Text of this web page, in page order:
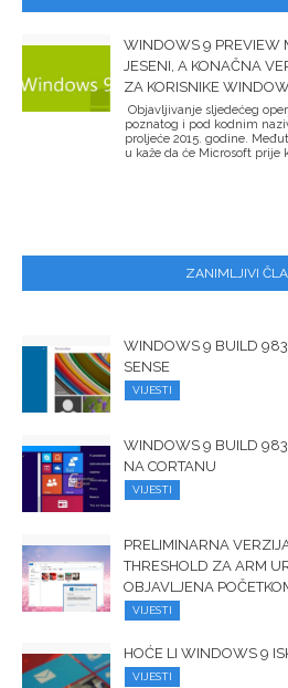
WINDOWS 9 PREVIEW
JESENI, A KONAČNA
ZA KORISNIKE
Objavljivanje sljedećeg
poznatog i pod kodnim
proljeće 2015. godine.
u kaže da će Microsoft prije
ZANIMLJIVI
WINDOWS 9 BUILD
SENSE
VIJESTI
WINDOWS 9 BUILD
NA CORTANU
VIJESTI
PRELIMINARNA
THRESHOLD ZA ARM
OBJAVLJENA
VIJESTI
HOĆE LI WINDOWS 9
VIJESTI